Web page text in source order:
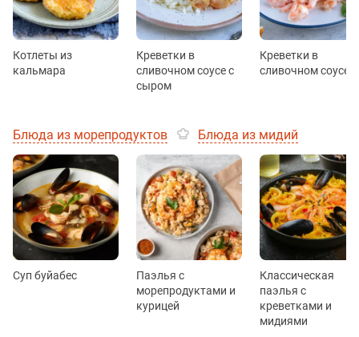
Котлеты из
кальмара
Креветки в
сливочном соусе с
сыром
Креветки в
сливочном соусе
Блюда из морепродуктов Блюда из мидий
Суп буйабес
Паэлья с
морепродуктами и
курицей
Классическая
паэлья с
креветками и
мидиями